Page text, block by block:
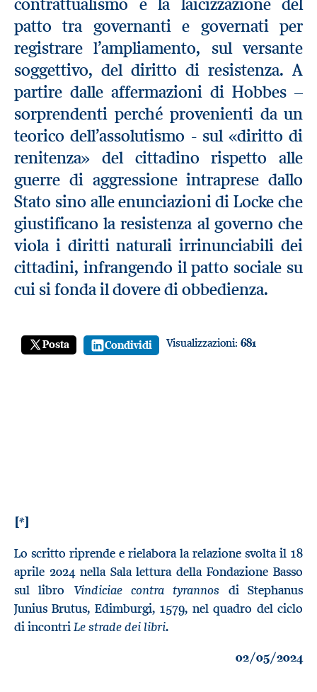
patto tra governanti e governati per
registrare l’ampliamento, sul versante
soggettivo, del diritto di resistenza. A
partire dalle affermazioni di Hobbes –
sorprendenti perché provenienti da un
teorico dell’assolutismo - sul «diritto di
renitenza» del cittadino rispetto alle
guerre di aggressione intraprese dallo
Stato sino alle enunciazioni di Locke che
giustificano la resistenza al governo che
viola i diritti naturali irrinunciabili dei
cittadini, infrangendo il patto sociale su
cui si fonda il dovere di obbedienza.
Posta Condividi Visualizzazioni: 681
[*]
Lo scritto riprende e rielabora la relazione svolta il 18
aprile 2024 nella Sala lettura della Fondazione Basso
sul libro Vindiciae contra tyrannos di Stephanus
Junius Brutus, Edimburgi, 1579, nel quadro del ciclo
di incontriLe strade dei libri.
02/05/2024